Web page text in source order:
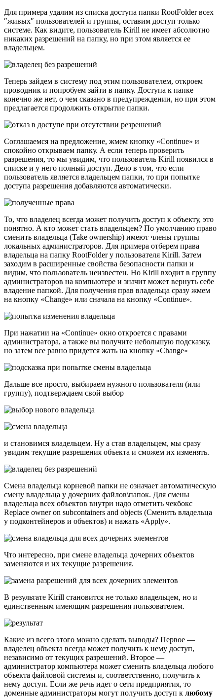
Для примера удалим из списка доступа папки RootFolder всех
″живых″ пользователей и группы, оставим доступ только
системе. Как видите, пользователь Kirill не имеет абсолютно
никаких разрешений на папку, но при этом является ее
владельцем.
Теперь зайдем в систему под этим пользователем, откроем
проводник и попробуем зайти в папку. Доступа к папке
конечно же нет, о чем сказано в предупреждении, но при этом
предлагается продолжить открытие папки.
Соглашаемся на предложение, жмем кнопку «Continue» и
спокойно открываем папку. А если теперь проверить
разрешения, то мы увидим, что пользователь Kirill появился в
списке и у него полный доступ. Дело в том, что если
пользователь является владельцем папки, то при попытке
доступа разрешения добавляются автоматически.
То, что владелец всегда может получить доступ к объекту, это
понятно. А кто может стать владельцем? По умолчанию право
сменить владельца (Take ownership) имеют члены группы
локальных администраторов. Для примера отберем права
владельца на папку RootFolder у пользователя Kirill. Затем
заходим в расширенные свойства безопасности папки и
видим, что пользователь неизвестен. Но Kirill входит в группу
администраторов на компьютере и значит может вернуть себе
владение папкой. Для получения прав владельца сразу жмем
на кнопку «Change» или сначала на кнопку «Continue».
При нажатии на «Continue» окно откроется с правами
администратора, а также вы получите небольшую подсказку,
но затем все равно придется жать на кнопку «Change»
Дальше все просто, выбираем нужного пользователя (или
группу), подтверждаем свой выбор
и становимся владельцем. Ну а став владельцем, мы сразу
увидим текущие разрешения объекта и сможем их изменять.
Смена владельца корневой папки не означает автоматическую
смену владельца у дочерних файлов\папок. Для смены
владельца всех объектов внутри надо отметить чекбокс
Replace owner on subcontainers and objects (Сменить владельца
у подконтейнеров и объектов) и нажать «Apply».
Что интересно, при смене владельца дочерних объектов
заменяются и их текущие разрешения.
В результате Kirill становится не только владельцем, но и
единственным имеющим разрешения пользователем.
Какие из всего этого можно сделать выводы? Первое —
владелец объекта всегда может получить к нему доступ,
независимо от текущих разрешений. Второе —
администратор компьютера может сменить владельца любого
объекта файловой системы и, соответственно, получить к
нему доступ. Если же речь идет о сети предприятия, то
доменные администраторы могут получить доступ к любому